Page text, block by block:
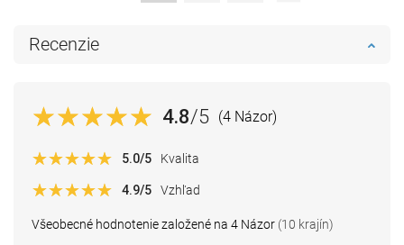
Recenzie
4.8/5 (4 Názor)
Všeobecné hodnotenie založené na 4 Názor (10 krajín)
5.0/5 Kvalita
4.9/5 Vzhľad